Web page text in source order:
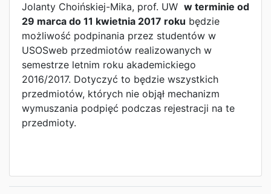
Jolanty Choińskiej-Mika, prof. UW w terminie od
29 marca do 11 kwietnia 2017 roku będzie
możliwość podpinania przez studentów w
USOSweb przedmiotów realizowanych w
semestrze letnim roku akademickiego
2016/2017. Dotyczyć to będzie wszystkich
przedmiotów, których nie objął mechanizm
wymuszania podpięć podczas rejestracji na te
przedmioty.